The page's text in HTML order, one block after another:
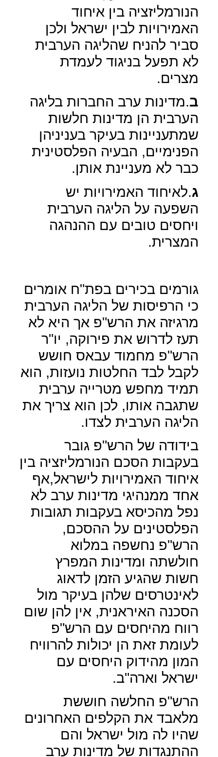
הנורמליזציה בין איחוד
האמירויות לבין ישראל ולכן
סביר להניח שהליגה הערבית
לא תפעל בניגוד לעמדת
מצרים.
ב.מדינות ערב החברות בליגה
הערבית הן מדינות חלשות
שמתעניינות בעיקר בעניניהן
הפנימיים, הבעיה הפלסטינית
כבר לא מעניינת אותן.
ג.לאיחוד האמירויות יש
השפעה על הליגה הערבית
ויחסים טובים עם ההנהגה
המצרית.
גורמים בכירים בפת"ח אומרים
כי הרפיסות של הליגה הערבית
מרגיזה את הרש"פ אך היא לא
תעז לדרוש את פירוקה, יו"ר
הרש"פ מחמוד עבאס חושש
לקבל לבד החלטות נועזות, הוא
תמיד מחפש מטרייה ערבית
שתגבה אותו, לכן הוא צריך את
הליגה הערבית לצדו.
בידודה של הרש"פ גובר
בעקבות הסכם הנורמליזציה בין
איחוד האמירויות לישראל,אף
אחד ממנהיגי מדינות ערב לא
נפל מהכיסא בעקבות תגובות
הפלסטינים על ההסכם,
הרש"פ נחשפה במלוא
חולשתה ומדינות המפרץ
חשות שהגיע הזמן לדאוג
לאינטרסים שלהן בעיקר מול
הסכנה האיראנית, אין להן שום
רווח מהיחסים עם הרש"פ
לעומת זאת הן יכולות להרוויח
המון מהידוק היחסים עם
ישראל וארה"ב.
הרש"פ החלשה חוששת
מלאבד את הקלפים האחרונים
שהיו לה מול ישראל והם
ההתנגדות של מדינות ערב